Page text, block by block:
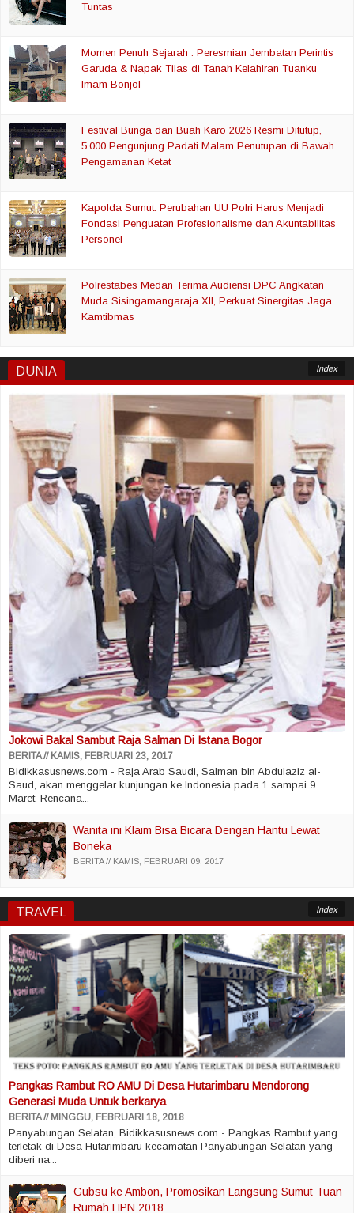
Tuntas
Momen Penuh Sejarah : Peresmian Jembatan Perintis
Garuda & Napak Tilas di Tanah Kelahiran Tuanku
Imam Bonjol
Festival Bunga dan Buah Karo 2026 Resmi Ditutup,
5.000 Pengunjung Padati Malam Penutupan di Bawah
Pengamanan Ketat
Kapolda Sumut: Perubahan UU Polri Harus Menjadi
Fondasi Penguatan Profesionalisme dan Akuntabilitas
Personel
Polrestabes Medan Terima Audiensi DPC Angkatan
Muda Sisingamangaraja XII, Perkuat Sinergitas Jaga
Kamtibmas
DUNIA Index
Jokowi Bakal Sambut Raja Salman Di Istana Bogor
BERITA KAMIS, FEBRUARI 23, 2017
Bidikkasusnews.com - Raja Arab Saudi, Salman bin Abdulaziz al-
Saud, akan menggelar kunjungan ke Indonesia pada 1 sampai 9
Maret. Rencana...
Wanita ini Klaim Bisa Bicara Dengan Hantu Lewat
Boneka
BERITA KAMIS, FEBRUARI 09, 2017
TRAVEL Index
Pangkas Rambut RO AMU Di Desa Hutarimbaru Mendorong
Generasi Muda Untuk berkarya
BERITA MINGGU, FEBRUARI 18, 2018
Panyabungan Selatan, Bidikkasusnews.com - Pangkas Rambut yang
terletak di Desa Hutarimbaru kecamatan Panyabungan Selatan yang
diberi na...
Gubsu ke Ambon, Promosikan Langsung Sumut Tuan
Rumah HPN 2018